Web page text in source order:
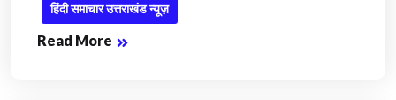
हिंदी समाचार उत्तराखंड न्यूज़
Read More